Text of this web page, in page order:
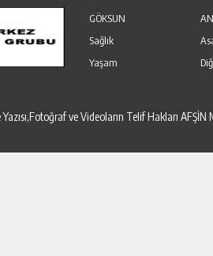
GÖKSUN
Sağlık
Yaşam
Yazısı,Fotoğraf ve Videoların Telif Hakları